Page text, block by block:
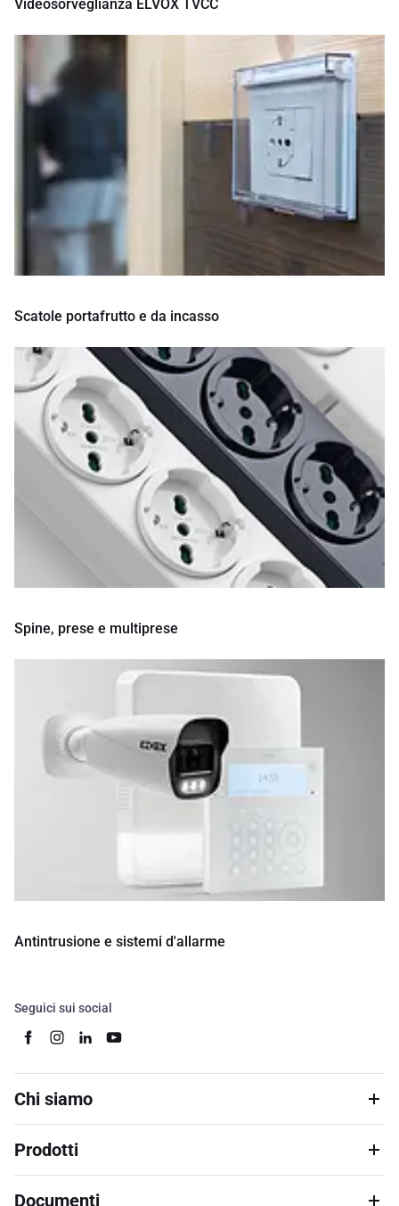
Videosorveglianza ELVOX TVCC
Scatole portafrutto e da incasso
Spine, prese e multiprese
Antintrusione e sistemi d'allarme
Seguici sui social
Chi siamo
Prodotti
Documenti